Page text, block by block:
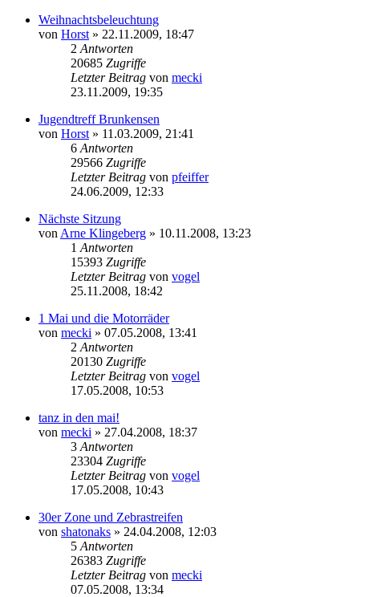
Weihnachtsbeleuchtung
von Horst » 22.11.2009, 18:47
2 Antworten
20685 Zugriffe
Letzter Beitrag von mecki
23.11.2009, 19:35
Jugendtreff Brunkensen
von Horst » 11.03.2009, 21:41
6 Antworten
29566 Zugriffe
Letzter Beitrag von pfeiffer
24.06.2009, 12:33
Nächste Sitzung
von Arne Klingeberg » 10.11.2008, 13:23
1 Antworten
15393 Zugriffe
Letzter Beitrag von vogel
25.11.2008, 18:42
1 Mai und die Motorräder
von mecki » 07.05.2008, 13:41
2 Antworten
20130 Zugriffe
Letzter Beitrag von vogel
17.05.2008, 10:53
tanz in den mai!
von mecki » 27.04.2008, 18:37
3 Antworten
23304 Zugriffe
Letzter Beitrag von vogel
17.05.2008, 10:43
30er Zone und Zebrastreifen
von shatonaks » 24.04.2008, 12:03
5 Antworten
26383 Zugriffe
Letzter Beitrag von mecki
07.05.2008, 13:34